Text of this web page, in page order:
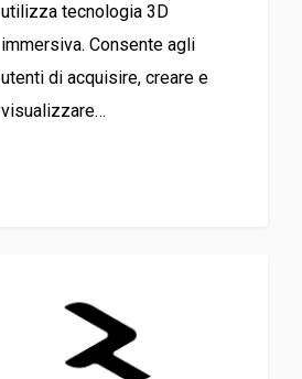
utilizza tecnologia 3D
immersiva. Consente agli
utenti di acquisire, creare e
visualizzare…